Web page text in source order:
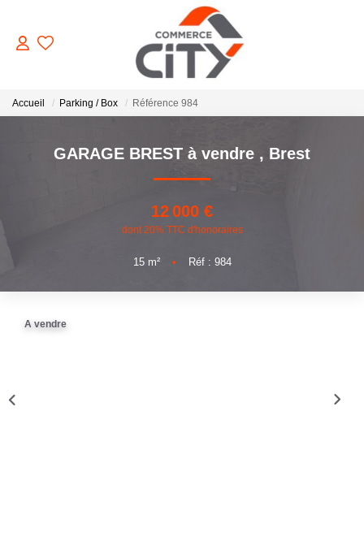
ACHETER
VENDRE
LOUER
Accueil Parking / Box Référence 984
GARAGE BREST à vendre , Brest
12 000 €
dont 20% TTC d'honoraires
15m² • Réf : 984
A vendre